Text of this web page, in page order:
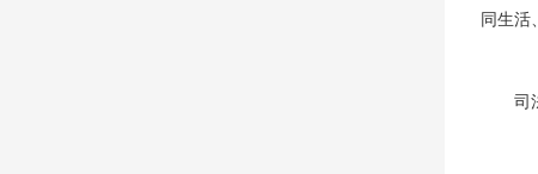
同生活
司